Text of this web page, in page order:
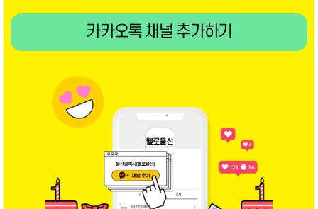
카카오톡 채널 추가하기